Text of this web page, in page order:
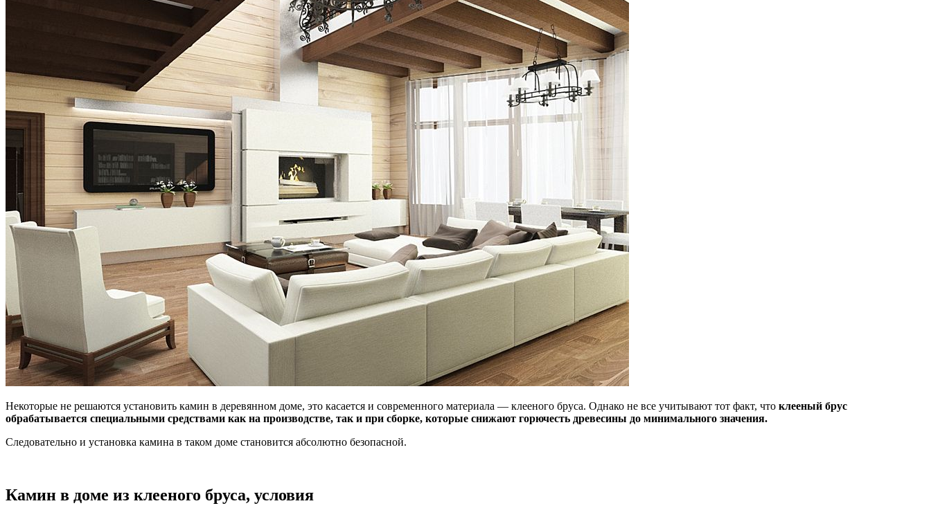
Некоторые не решаются установить камин в деревянном доме, это касается и современного материала — клееного бруса. Однако не все учитывают тот факт, что клееный брус
обрабатывается специальными средствами как на производстве, так и при сборке, которые снижают горючесть древесины до минимального значения.
Следовательно и установка камина в таком доме становится абсолютно безопасной.
Камин в доме из клееного бруса, условия